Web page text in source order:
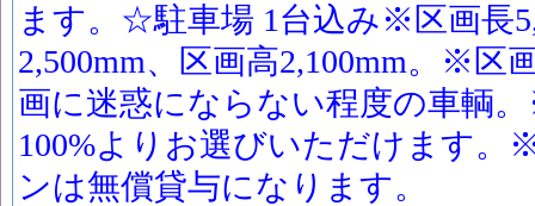
ます。☆駐車場 1台込み※区画長
2,500mm、区画高2,100mm。※区
画に迷惑にならない程度の車輌
100%よりお選びいただけます
ンは無償貸与になります。